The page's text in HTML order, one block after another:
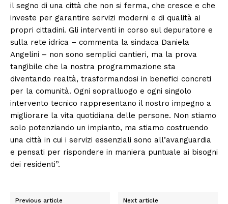
il segno di una città che non si ferma, che cresce e che
investe per garantire servizi moderni e di qualità ai
propri cittadini. Gli interventi in corso sul depuratore e
sulla rete idrica – commenta la sindaca Daniela
Angelini – non sono semplici cantieri, ma la prova
tangibile che la nostra programmazione sta
diventando realtà, trasformandosi in benefici concreti
per la comunità. Ogni sopralluogo e ogni singolo
intervento tecnico rappresentano il nostro impegno a
migliorare la vita quotidiana delle persone. Non stiamo
solo potenziando un impianto, ma stiamo costruendo
una città in cui i servizi essenziali sono all’avanguardia
e pensati per rispondere in maniera puntuale ai bisogni
dei residenti”.
Previous article Next article